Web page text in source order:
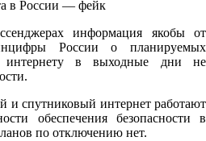
информация якобы от
России о планируемых
интернету в выходные дни не
спутниковый интернет работают
обеспечения безопасности в
по отключению нет.